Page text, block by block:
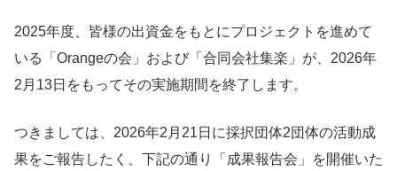
2025年度、皆様の出資金をもとにプロジェクトを進めて
いる「Orangeの会」および「合同会社集楽」が、2026年
2月13日をもってその実施期間を終了します。
つきましては、2026年2月21日に採択団体2団体の活動成
果をご報告したく、下記の通り「成果報告会」を開催いた